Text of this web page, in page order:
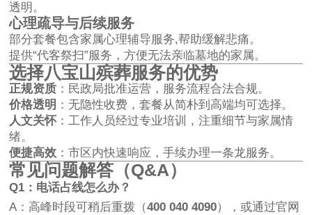
透明。
心理疏导与后续服务
部分套餐包含家属心理辅导服务,帮助缓解悲痛。
提供“代客祭扫”服务，方便无法亲临墓地的家属。
选择八宝山殡葬服务的优势
正规资质 ：民政局批准运营，服务流程合法合规。
价格透明 ：无隐性收费，套餐从简朴到高端均可选择。
人文关怀 ：工作人员经过专业培训，注重细节与家属情
绪。
便捷高效 ：市区内快速响应，手续办理一条龙服务。
常见问题解答（Q&A）
Q1：电话占线怎么办？
A：高峰时段可稍后重拨（400 040 4090），或通过官网